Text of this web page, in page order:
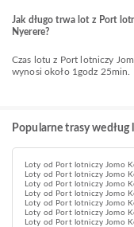
Jak długo trwa lot z Port
Nyerere?
Czas lotu z Port lotniczy Jomo Kenyatta do Port lotniczy Julius Nyerere
wynosi około 1godz 25min.
Popularne trasy
Loty od Port lotniczy Jomo
Loty od Port lotniczy Jomo
Loty od Port lotniczy Jomo
Loty od Port lotniczy Jomo
Loty od Port lotniczy Jomo
Loty od Port lotniczy Jomo
Loty od Port lotniczy Jomo